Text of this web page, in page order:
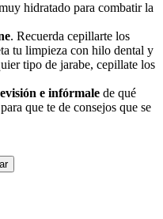
hidratado para combatir la
. Recuerda cepillarte los
tu limpieza con hilo dental y
tipo de jarabe, cepillate los
e infórmale de qué
que te de consejos que se